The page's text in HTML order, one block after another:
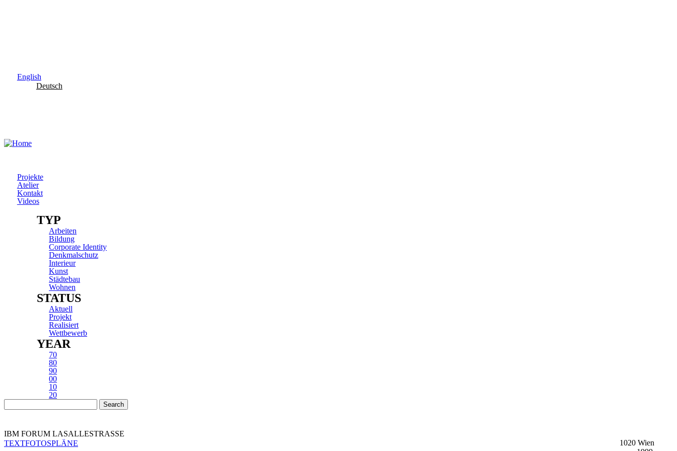
English
Deutsch
Projekte
Atelier
Kontakt
Videos
TYP
Arbeiten
Bildung
Corporate Identity
Denkmalschutz
Interieur
Kunst
Städtebau
Wohnen
STATUS
Aktuell
Projekt
Realisiert
Wettbewerb
YEAR
70
80
90
00
10
20
IBM FORUM LASALLESTRASSE
1020 Wien
TEXTFOTOSPLÄNE